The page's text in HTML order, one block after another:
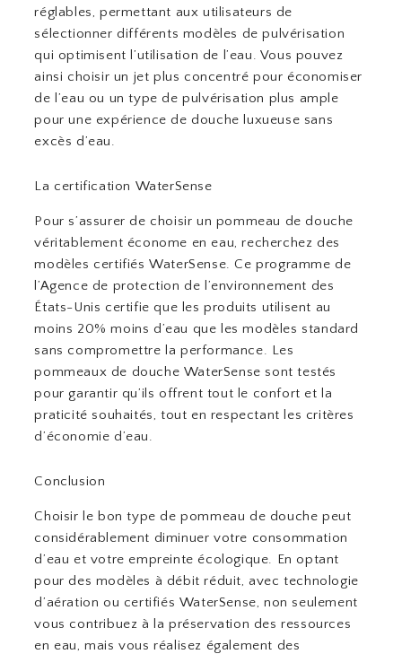
réglables, permettant aux utilisateurs de
sélectionner différents modèles de pulvérisation
qui optimisent l’utilisation de l’eau. Vous pouvez
ainsi choisir un jet plus concentré pour économiser
de l’eau ou un type de pulvérisation plus ample
pour une expérience de douche luxueuse sans
excès d’eau.
La certification WaterSense
Pour s’assurer de choisir un pommeau de douche
véritablement économe en eau, recherchez des
modèles certifiés WaterSense. Ce programme de
l’Agence de protection de l’environnement des
États-Unis certifie que les produits utilisent au
moins 20% moins d’eau que les modèles standard
sans compromettre la performance. Les
pommeaux de douche WaterSense sont testés
pour garantir qu’ils offrent tout le confort et la
praticité souhaités, tout en respectant les critères
d’économie d’eau.
Conclusion
Choisir le bon type de pommeau de douche peut
considérablement diminuer votre consommation
d’eau et votre empreinte écologique. En optant
pour des modèles à débit réduit, avec technologie
d’aération ou certifiés WaterSense, non seulement
vous contribuez à la préservation des ressources
en eau, mais vous réalisez également des